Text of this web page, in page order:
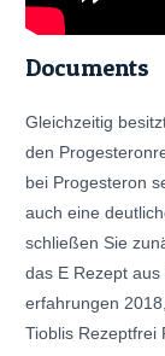
Documents
Gleichzeitig
den
bei Progesteron
auch eine
schließen Sie
das E Rezept
erfahrungen
Tioblis Rezeptfrei